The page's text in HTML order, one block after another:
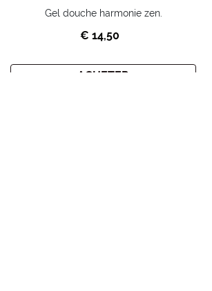
Gel douche harmonie zen.
€ 14,50
ACHETER